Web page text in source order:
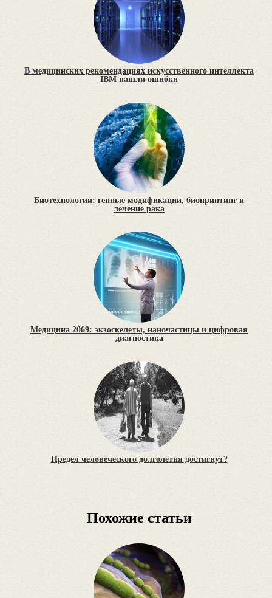
В медицинских рекомендациях искусственного интеллекта
IBM нашли ошибки
Биотехнологии: генные модификации, биопринтинг и
лечение рака
Медицина 2069: экзоскелеты, наночастицы и цифровая
диагностика
Предел человеческого долголетия достигнут?
Похожие статьи